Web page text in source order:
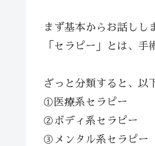
まず基本からお話しし
「セラピー」とは、手
ざっと分類すると、以
①医療系セラピー
②ボディ系セラピー
③メンタル系セラピー